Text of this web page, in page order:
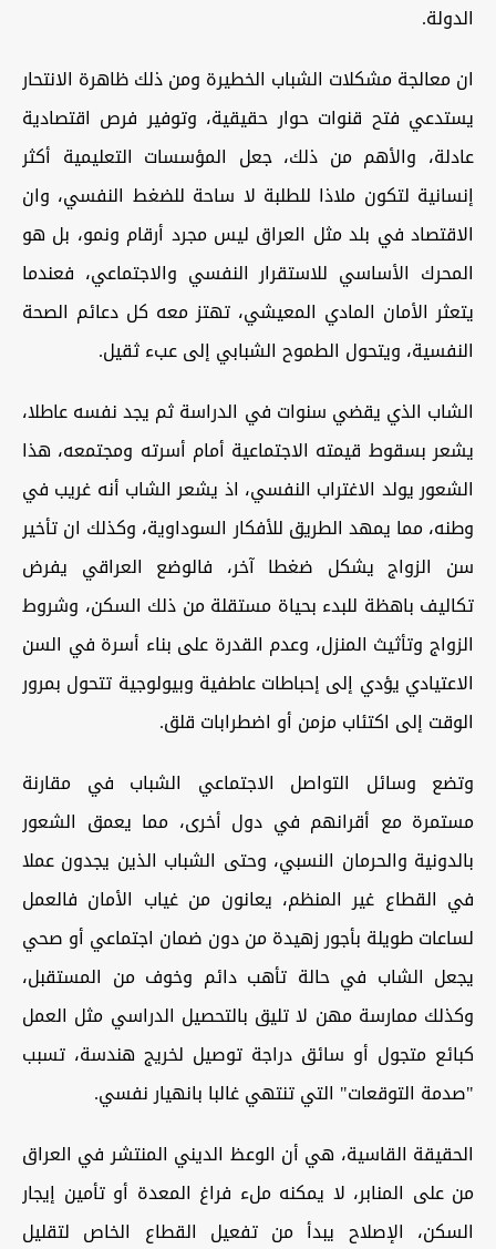
الدولة.
ان معالجة مشكلات الشباب الخطيرة ومن ذلك ظاهرة الانتحار
يستدعي فتح قنوات حوار حقيقية، وتوفير فرص اقتصادية
عادلة، والأهم من ذلك، جعل المؤسسات التعليمية أكثر
إنسانية لتكون ملاذا للطلبة لا ساحة للضغط النفسي، وان
الاقتصاد في بلد مثل العراق ليس مجرد أرقام ونمو، بل هو
المحرك الأساسي للاستقرار النفسي والاجتماعي، فعندما
يتعثر الأمان المادي المعيشي، تهتز معه كل دعائم الصحة
النفسية، ويتحول الطموح الشبابي إلى عبء ثقيل.
الشاب الذي يقضي سنوات في الدراسة ثم يجد نفسه عاطلا،
يشعر بسقوط قيمته الاجتماعية أمام أسرته ومجتمعه، هذا
الشعور يولد الاغتراب النفسي، اذ يشعر الشاب أنه غريب في
وطنه، مما يمهد الطريق للأفكار السوداوية، وكذلك ان تأخير
سن الزواج يشكل ضغطا آخر، فالوضع العراقي يفرض
تكاليف باهظة للبدء بحياة مستقلة من ذلك السكن، وشروط
الزواج وتأثيث المنزل، وعدم القدرة على بناء أسرة في السن
الاعتيادي يؤدي إلى إحباطات عاطفية وبيولوجية تتحول بمرور
الوقت إلى اكتئاب مزمن أو اضطرابات قلق.
وتضع وسائل التواصل الاجتماعي الشباب في مقارنة
مستمرة مع أقرانهم في دول أخرى، مما يعمق الشعور
بالدونية والحرمان النسبي، وحتى الشباب الذين يجدون عملا
في القطاع غير المنظم، يعانون من غياب الأمان فالعمل
لساعات طويلة بأجور زهيدة من دون ضمان اجتماعي أو صحي
يجعل الشاب في حالة تأهب دائم وخوف من المستقبل،
وكذلك ممارسة مهن لا تليق بالتحصيل الدراسي مثل العمل
كبائع متجول أو سائق دراجة توصيل لخريج هندسة، تسبب
"صدمة التوقعات" التي تنتهي غالبا بانهيار نفسي.
الحقيقة القاسية، هي أن الوعظ الديني المنتشر في العراق
من على المنابر، لا يمكنه ملء فراغ المعدة أو تأمين إيجار
السكن، الإصلاح يبدأ من تفعيل القطاع الخاص لتقليل